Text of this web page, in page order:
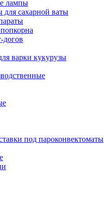
лампы
для сахарной ваты
догов
варки кукурузы
под пароконвектоматы